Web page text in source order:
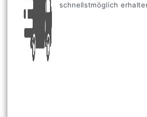
schnellstmöglich